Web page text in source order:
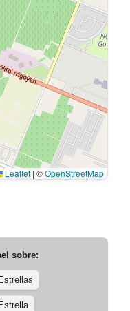
Leaflet | ©OpenStreetMap
sobre: